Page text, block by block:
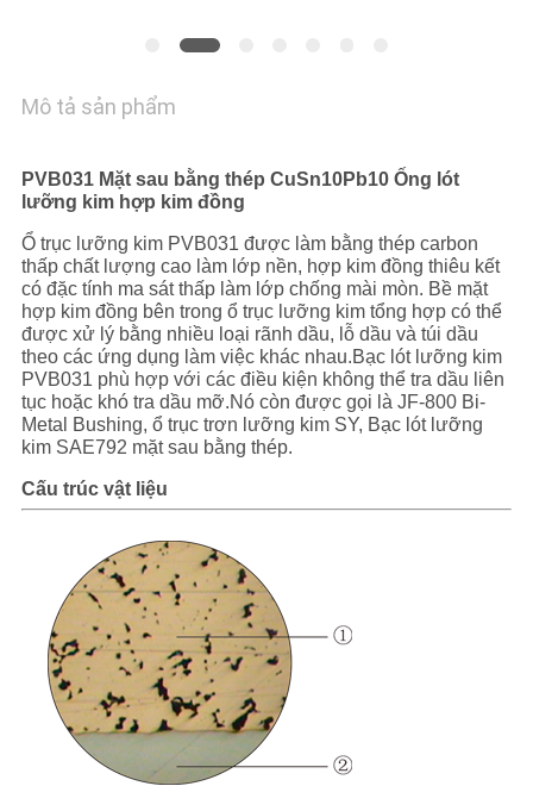
SOÁT
CHẤT
LƯỢNG
LIÊN
HỆ
VỚI
CHÚNG
TÔI
TIN
CÁC
Mô tả sản phẩm
PVB031 Mặt sau bằng thép CuSn10Pb10 Ống lót
lưỡng kim hợp kim đồng
Ổ trục lưỡng kim PVB031 được làm bằng thép carbon
thấp chất lượng cao làm lớp nền, hợp kim đồng thiêu kết
có đặc tính ma sát thấp làm lớp chống mài mòn. Bề mặt
hợp kim đồng bên trong ổ trục lưỡng kim tổng hợp có thể
được xử lý bằng nhiều loại rãnh dầu, lỗ dầu và túi dầu
theo các ứng dụng làm việc khác nhau.Bạc lót lưỡng kim
PVB031 phù hợp với các điều kiện không thể tra dầu liên
tục hoặc khó tra dầu mỡ.Nó còn được gọi là JF-800 Bi-
Metal Bushing, ổ trục trơn lưỡng kim SY, Bạc lót lưỡng
kim SAE792 mặt sau bằng thép.
Cấu trúc vật liệu